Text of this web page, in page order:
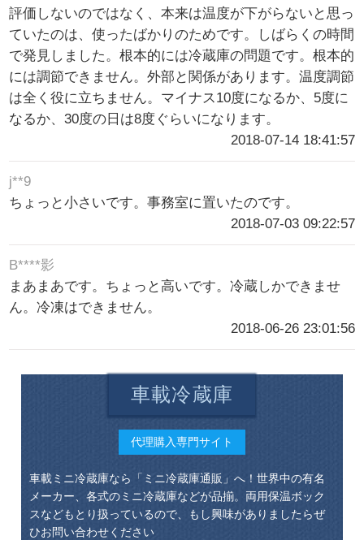
評価しないのではなく、本来は温度が下がらないと思っ
ていたのは、使ったばかりのためです。しばらくの時間
で発見しました。根本的には冷蔵庫の問題です。根本的
には調節できません。外部と関係があります。温度調節
は全く役に立ちません。マイナス10度になるか、5度に
なるか、30度の日は8度ぐらいになります。
2018-07-14 18:41:57
j**9
ちょっと小さいです。事務室に置いたのです。
2018-07-03 09:22:57
B****影
まあまあです。ちょっと高いです。冷蔵しかできませ
ん。冷凍はできません。
2018-06-26 23:01:56
車載冷蔵庫
代理購入専門サイト
車載ミニ冷蔵庫なら「ミニ冷蔵庫通販」へ！世界中の有名
メーカー、各式のミニ冷蔵庫などが品揃。両用保温ボック
スなどもとり扱っているので、もし興味がありましたらぜ
ひお問い合わせください